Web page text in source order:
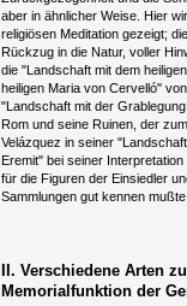
aber in ähnlicher Weise. Hier
religiösen Meditation gezeigt;
Rückzug in die Natur, voller
die "Landschaft mit dem
heiligen Maria von Cervelló"
"Landschaft mit der
Rom und seine Ruinen, der
Velázquez in seiner
Eremit" bei seiner
für die Figuren der Einsiedler
Sammlungen gut kennen
II. Verschiedene Arten
Memorialfunktion der